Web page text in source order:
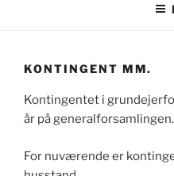
KONTINGENT MM.
Kontingentet i
år på generalforsamlingen.
For nuværende er